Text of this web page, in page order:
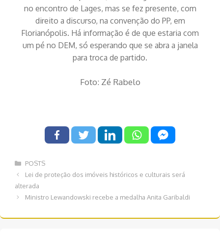
no encontro de Lages, mas se fez presente, com
direito a discurso, na convenção do PP, em
Florianópolis. Há informação é de que estaria com
um pé no DEM, só esperando que se abra a janela
para troca de partido.
Foto: Zé Rabelo
Categorias
POSTS
Navegação
de
Lei de proteção dos imóveis históricos e culturais será
alterada
Ministro Lewandowski recebe a medalha Anita Garibaldi